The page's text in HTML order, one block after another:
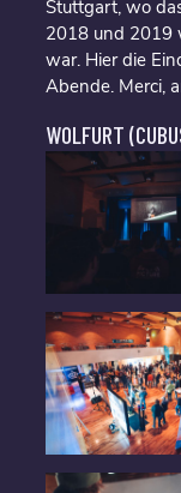
Stuttgart, wo
2018 und 2019
war. Hier die
Abende. Merci,
WOLFURT